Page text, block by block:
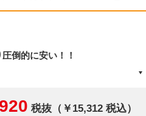
倒的に安い！！
税抜（￥15,312 税込）